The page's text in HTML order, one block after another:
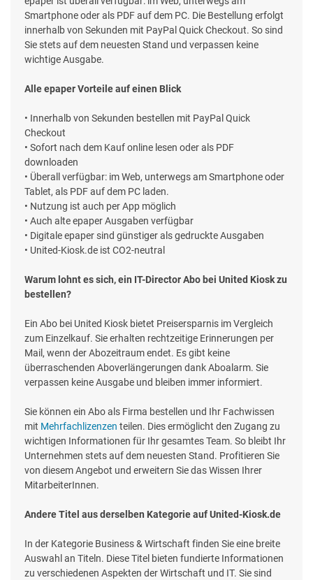
Smartphone oder als PDF auf dem PC. Die Bestellung erfolgt
innerhalb von Sekunden mit PayPal Quick Checkout. So sind
Sie stets auf dem neuesten Stand und verpassen keine
wichtige Ausgabe.
Alle epaper Vorteile auf einen Blick
• Innerhalb von Sekunden bestellen mit PayPal Quick
Checkout
• Sofort nach dem Kauf online lesen oder als PDF
downloaden
• Überall verfügbar: im Web, unterwegs am Smartphone oder
Tablet, als PDF auf dem PC laden.
• Nutzung ist auch per App möglich
• Auch alte epaper Ausgaben verfügbar
• Digitale epaper sind günstiger als gedruckte Ausgaben
• United-Kiosk.de ist CO2-neutral
Warum lohnt es sich, ein IT-Director Abo bei United Kiosk zu
bestellen?
Ein Abo bei United Kiosk bietet Preisersparnis im Vergleich
zum Einzelkauf. Sie erhalten rechtzeitige Erinnerungen per
Mail, wenn der Abozeitraum endet. Es gibt keine
überraschenden Aboverlängerungen dank Aboalarm. Sie
verpassen keine Ausgabe und bleiben immer informiert.
Sie können ein Abo als Firma bestellen und Ihr Fachwissen
mit Mehrfachlizenzen teilen. Dies ermöglicht den Zugang zu
wichtigen Informationen für Ihr gesamtes Team. So bleibt Ihr
Unternehmen stets auf dem neuesten Stand. Profitieren Sie
von diesem Angebot und erweitern Sie das Wissen Ihrer
MitarbeiterInnen.
Andere Titel aus derselben Kategorie auf United-Kiosk.de
In der Kategorie Business & Wirtschaft finden Sie eine breite
Auswahl an Titeln. Diese Titel bieten fundierte Informationen
zu verschiedenen Aspekten der Wirtschaft und IT. Sie sind